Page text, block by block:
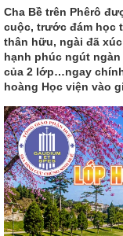
Cha Bề trên Phêrô
cuộc, trước đám học
thân hữu, ngài đã
hạnh phúc ngút
của 2 lớp…ngay
hoàng Học viện vào